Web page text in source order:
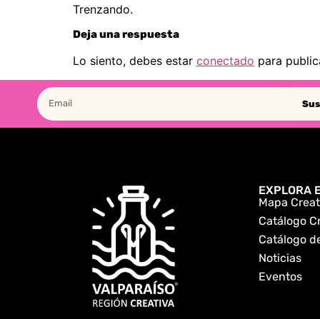
Trenzando.
Deja una respuesta
Lo siento, debes estar conectado para
EXPLORA
Mapa
Catálogo
Catálogo
Noticias
Eventos